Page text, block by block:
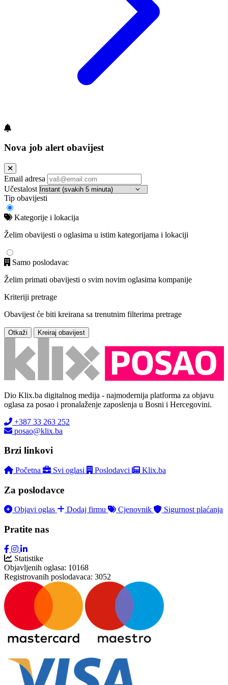
Nova job alert obavijest
Email adresa
Učestalost
Tip obavijesti
Kategorije i lokacija
Želim obavijesti o oglasima u istim kategorijama i lokaciji
Samo poslodavac
Želim primati obavijesti o svim novim oglasima kompanije
Kriteriji pretrage
Obavijest će biti kreirana sa trenutnim filterima pretrage
Otkaži Kreiraj obavijest
Dio Klix.ba digitalnog medija - najmodernija platforma za objavu
oglasa za posao i pronalaženje zaposlenja u Bosni i Hercegovini.
+387 33 263 252
posao@klix.ba
Brzi linkovi
Početna Svi oglasi Poslodavci Klix.ba
Za poslodavce
Objavi oglas Dodaj firmu Cjenovnik Sigurnost plaćanja
Pratite nas
Statistike
Objavljenih oglasa: 10168
Registrovanih poslodavaca: 3052